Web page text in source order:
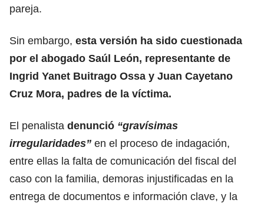
pareja.
Sin embargo, esta versión ha sido cuestionada
por el abogado Saúl León, representante de
Ingrid Yanet Buitrago Ossa y Juan Cayetano
Cruz Mora, padres de la víctima.
El penalista denunció “gravísimas
irregularidades” en el proceso de indagación,
entre ellas la falta de comunicación del fiscal del
caso con la familia, demoras injustificadas en la
entrega de documentos e información clave, y la